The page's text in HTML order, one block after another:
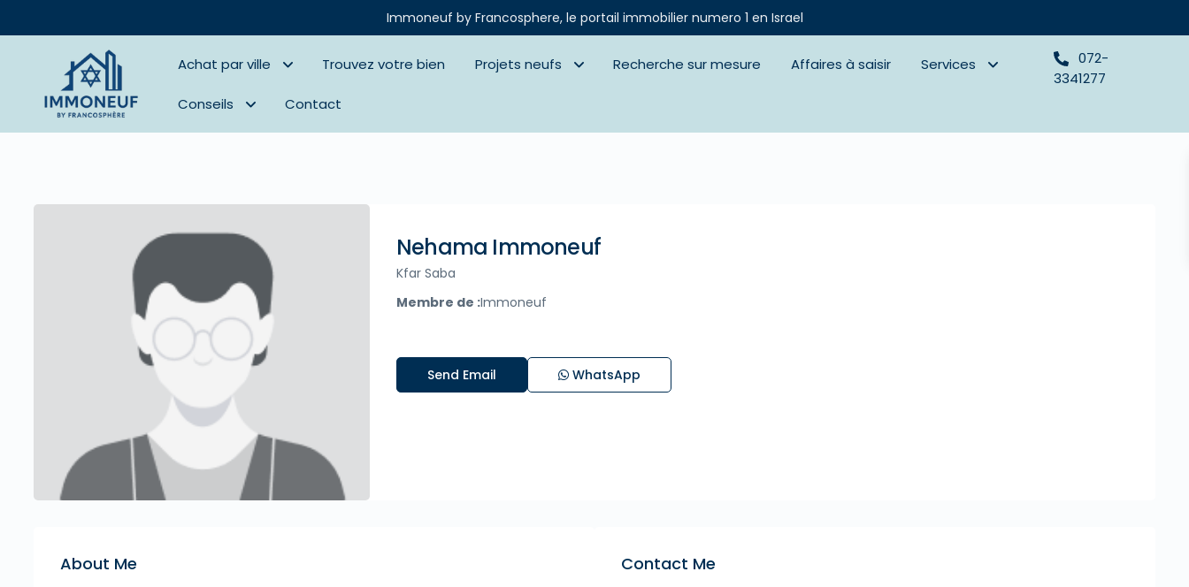
Immoneuf by Francosphere, le portail immobilier numero 1 en Israel
Achat par ville Trouvez votre bien Projets neufs Recherche sur mesure Affaires à saisir Services
Conseils Contact
072-
3341277
Nehama Immoneuf
Kfar Saba
Membre de :Immoneuf
Send Email WhatsApp
About Me Contact Me